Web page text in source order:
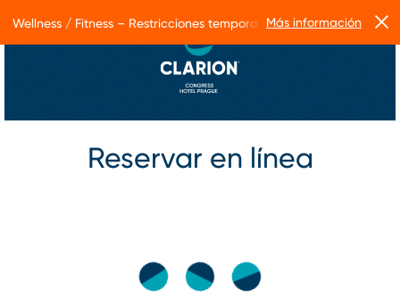
Reservar en línea
Wellness / Fitness – Restricciones temporales de servicio
Más información